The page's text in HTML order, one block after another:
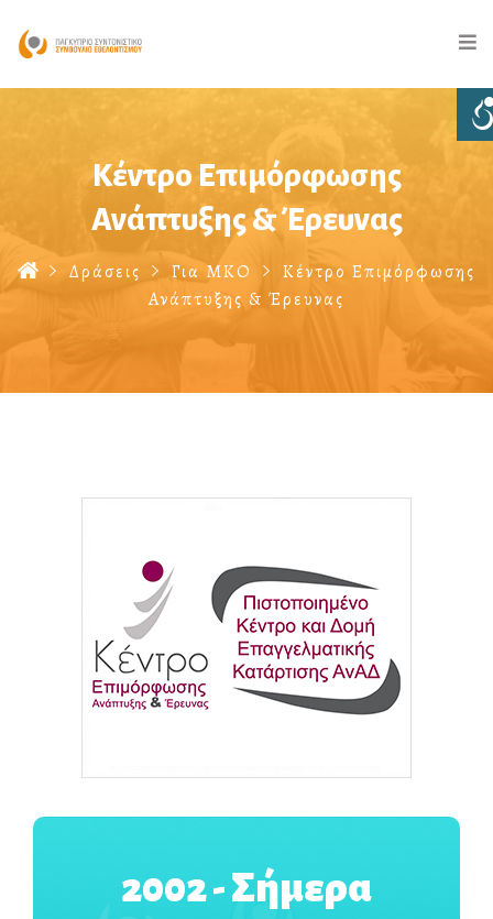
Κέντρο Επιμόρφωσης
Ανάπτυξης & Έρευνας
Δράσεις Για ΜΚΟ
Κέντρο Επιμόρφωσης
Ανάπτυξης & Έρευνας
2002 - Σήμερα